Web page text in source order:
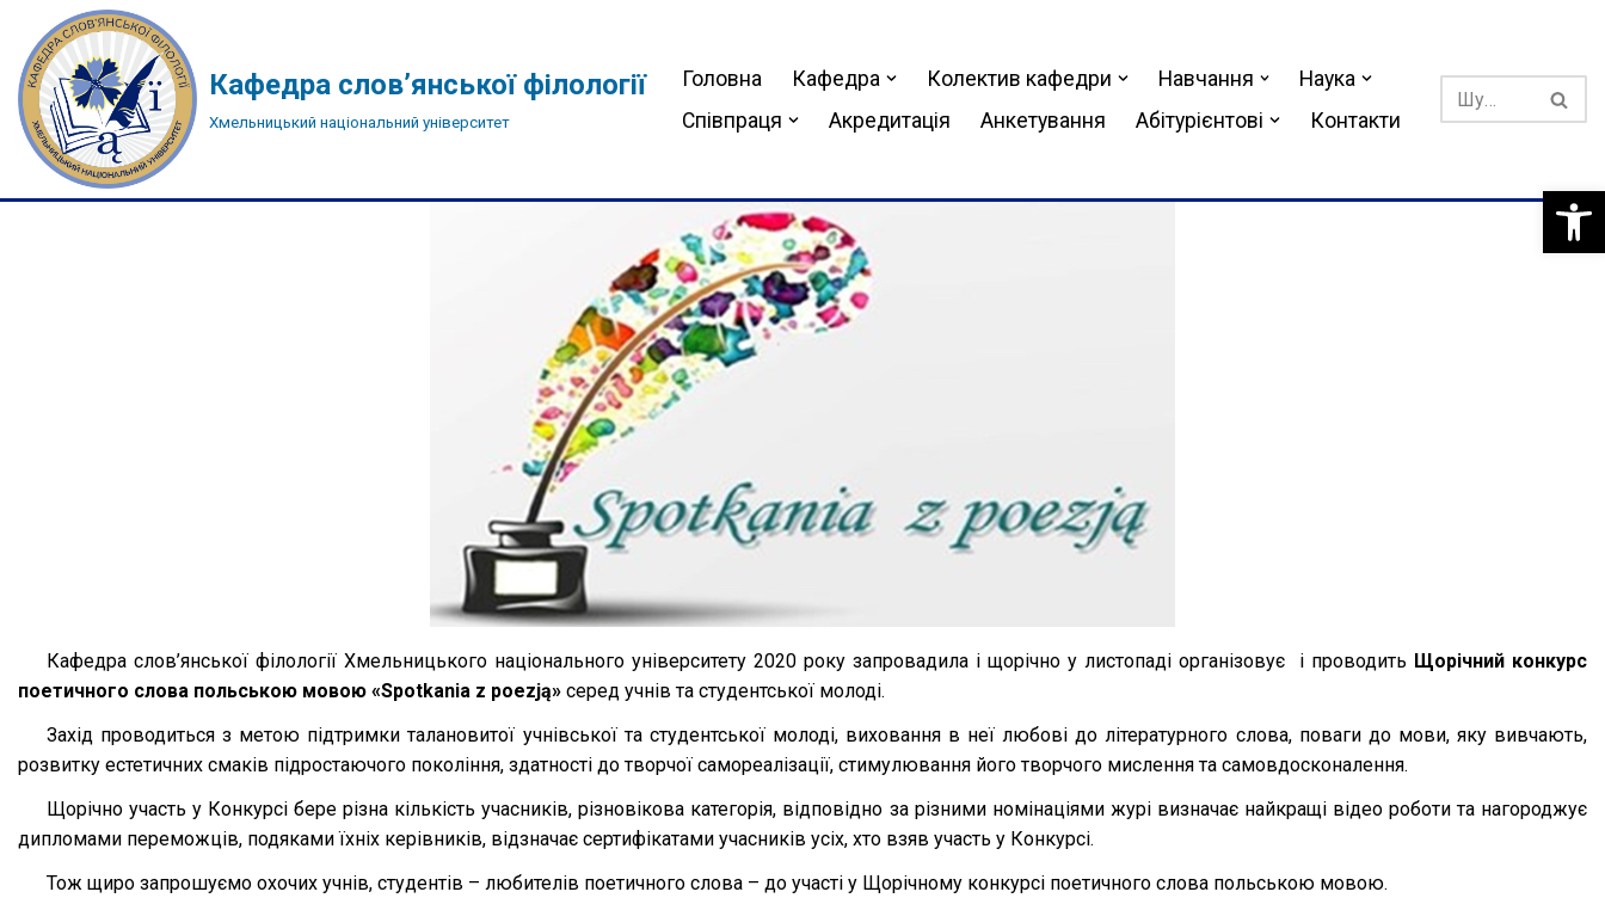
Перейти
до
вмісту
Кафедра слов’янської філології
Хмельницький національний університет
Головна Кафедра Колектив кафедри Навчання
Наука
Співпраця
Акредитація Анкетування Абітурієнтові Контакти
Кафедра слов’янської філології Хмельницького національного університету 2020 року запровадила і щорічно у листопаді організовує і проводить Щорічний конкурс
поетичного слова польською мовою «Spotkaniа z poezją» серед учнів та студентської молоді.
Захід проводиться з метою підтримки талановитої учнівської та студентської молоді, виховання в неї любові до літературного слова, поваги до мови, яку вивчають,
розвитку естетичних смаків підростаючого покоління, здатності до творчої самореалізації, стимулювання його творчого мислення та самовдосконалення.
Щорічно участь у Конкурсі бере різна кількість учасників, різновікова категорія, відповідно за різними номінаціями журі визначає найкращі відео роботи та нагороджує
дипломами переможців, подяками їхніх керівників, відзначає сертифікатами учасників усіх, хто взяв участь у Конкурсі.
Тож щиро запрошуємо охочих учнів, студентів – любителів поетичного слова – до участі у Щорічному конкурсі поетичного слова польською мовою.